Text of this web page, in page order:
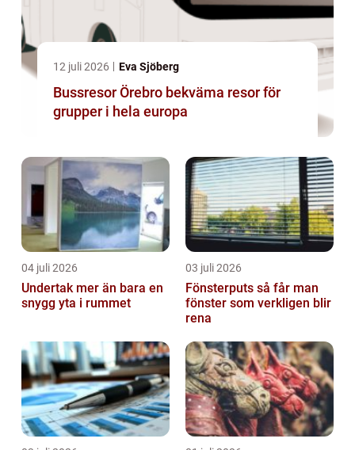
12 juli 2026 Eva Sjöberg
Bussresor Örebro bekväma resor för
grupper i hela europa
04 juli 2026
Undertak mer än bara en
snygg yta i rummet
03 juli 2026
Fönsterputs så får man
fönster som verkligen blir
rena